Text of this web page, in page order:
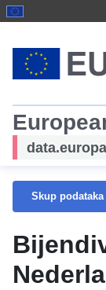
Skup podataka